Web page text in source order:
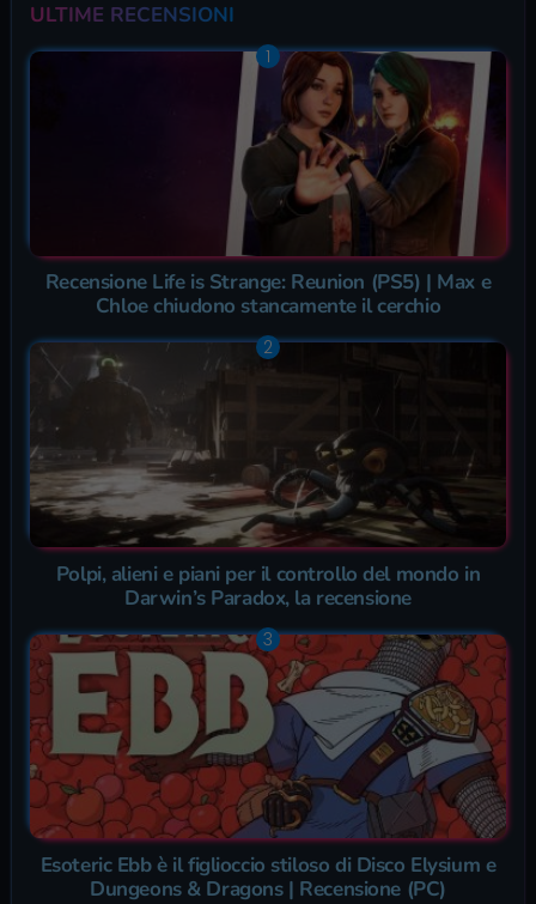
ULTIME RECENSIONI
Recensione Life is Strange: Reunion (PS5) | Max e
Chloe chiudono stancamente il cerchio
Polpi, alieni e piani per il controllo del mondo in
Darwin’s Paradox, la recensione
Esoteric Ebb è il figlioccio stiloso di Disco Elysium e
Dungeons & Dragons | Recensione (PC)